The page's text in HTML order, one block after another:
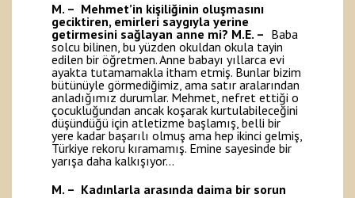
M. – Mehmet’in kişiliğinin oluşmasını
geciktiren, emirleri saygıyla yerine
getirmesini sağlayan anne mi? M.E. – Baba
solcu bilinen, bu yüzden okuldan okula tayin
edilen bir öğretmen. Anne babayı yıllarca evi
ayakta tutamamakla itham etmiş. Bunlar bizim
bütünüyle görmediğimiz, ama satır aralarından
anladığımız durumlar. Mehmet, nefret ettiği o
çocukluğundan ancak koşarak kurtulabileceğini
düşündüğü için atletizme başlamış, belli bir
yere kadar başarılı olmuş ama hep ikinci gelmiş,
Türkiye rekoru kıramamış. Emine sayesinde bir
yarışa daha kalkışıyor…
M. – Kadınlarla arasında daima bir sorun